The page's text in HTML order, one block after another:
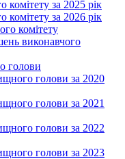
комітету за 2025 рік
комітету за 2026 рік
комітету
виконавчого
голови
голови за 2020
голови за 2021
голови за 2022
голови за 2023